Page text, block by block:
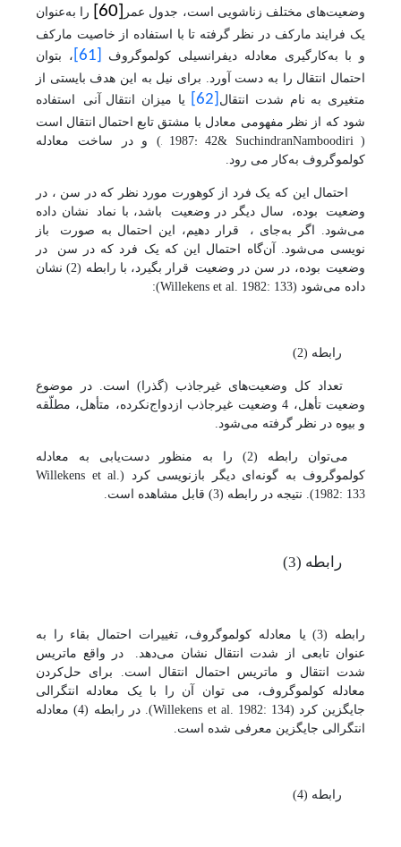
وضعیت‌های مختلف زناشویی است، جدول عمر [60] را به‌عنوان
یک فرایند مارکف در نظر گرفته تا با استفاده از خاصیت مارکف
و با به‌کارگیری معادله دیفرانسیلی کولموگروف
[61] ، بتوان
احتمال انتقال را به دست آورد. برای نیل به این هدف بایستی از
متغیری به نام شدت انتقال [62] یا میزان انتقال آنی
استفاده
شود که از نظر مفهومی معادل با مشتق تابع احتمال انتقال است
(
Namboodiri
& Suchindran
, 1987: 42) و در ساخت معادله
کولموگروف به‌کار می رود.
احتمال این که یک فرد ازکوهورت مورد نظر که در سن ، در
وضعیت
بوده، سال دیگر در وضعیت باشد، با نماد
نشان داده
می‌شود. اگر به‌جای ، قرار دهیم، این احتمال به صورت
باز
نویسی می‌شود. آن‌گاه احتمال این که یک فرد که در سن
در
وضعیت بوده، در سن در وضعیت
قرار بگیرد، با رابطه (2) نشان
داده می‌شود (
Willekens et al. 1982: 133
)
:
رابطه (2)
تعداد کل وضعیت‌های غیرجاذب (گذرا) است. در موضوع
وضعیت تأهل، 4 وضعیت غیرجاذب ازدواج‌نکرده، متأهل، مطلّقه
و بیوه در نظر گرفته می‌شود.
می‌توان رابطه (2) را به منظور دست‌یابی به معادله
کولموگروف به گونه‌ای دیگر بازنویسی کرد (Willekens et al.
1982: 133). نتیجه در رابطه (3) قابل مشاهده است.
رابطه (3)
رابطه (3) یا معادله کولموگروف، تغییرات احتمال بقاء را به
عنوان تابعی از شدت انتقال نشان می‌دهد.
در واقع ماتریس
شدت انتقال و ماتریس احتمال انتقال است. برای حل‌کردن
معادله کولموگروف، می توان آن را با یک معادله انتگرالی
جایگزین کرد (Willekens et al. 1982: 134). در رابطه
(4) معادله
انتگرالی جایگزین معرفی شده است.
رابطه (4)